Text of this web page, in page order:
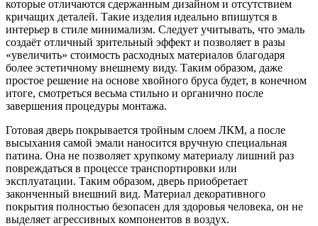
которые отличаются сдержанным дизайном и отсутствием
кричащих деталей. Такие изделия идеально впишутся в
интерьер в стиле минимализм. Следует учитывать, что эмаль
создаёт отличный зрительный эффект и позволяет в разы
«увеличить» стоимость расходных материалов благодаря
более эстетичному внешнему виду. Таким образом, даже
простое решение на основе хвойного бруса будет, в конечном
итоге, смотреться весьма стильно и органично после
завершения процедуры монтажа.
Готовая дверь покрывается тройным слоем ЛКМ, а после
высыхания самой эмали наносится вручную специальная
патина. Она не позволяет хрупкому материалу лишний раз
повреждаться в процессе транспортировки или
эксплуатации. Таким образом, дверь приобретает
законченный внешний вид. Материал декоративного
покрытия полностью безопасен для здоровья человека, он не
выделяет агрессивных компонентов в воздух.